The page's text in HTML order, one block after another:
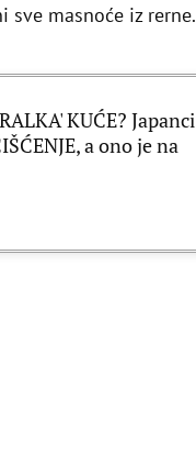
sve masnoće iz rerne.
KUĆE? Japanci
a ono je na